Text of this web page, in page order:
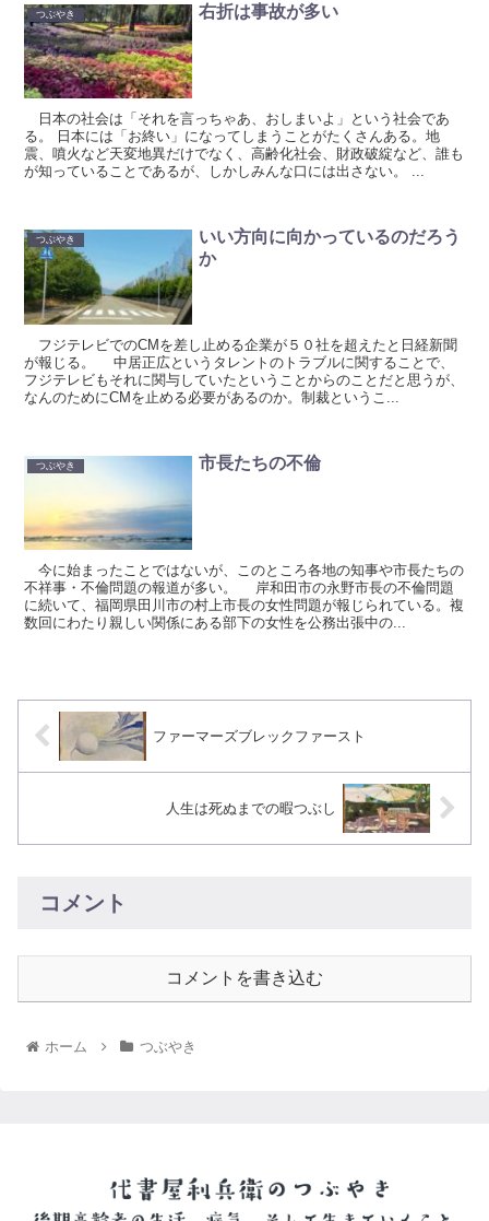
つぶやき 右折は事故が多い
日本の社会は「それを言っちゃあ、おしまいよ」という社会であ
る。 日本には「お終い」になってしまうことがたくさんある。地
震、噴火など天変地異だけでなく、高齢化社会、財政破綻など、誰も
が知っていることであるが、しかしみんな口には出さない。 ...
つぶやき
いい方向に向かっているのだろう
か
フジテレビでのCMを差し止める企業が５０社を超えたと日経新聞
が報じる。 中居正広というタレントのトラブルに関することで、
フジテレビもそれに関与していたということからのことだと思うが、
なんのためにCMを止める必要があるのか。制裁というこ...
つぶやき 市長たちの不倫
今に始まったことではないが、このところ各地の知事や市長たちの
不祥事・不倫問題の報道が多い。 岸和田市の永野市長の不倫問題
に続いて、福岡県田川市の村上市長の女性問題が報じられている。複
数回にわたり親しい関係にある部下の女性を公務出張中の...
ファーマーズブレックファースト
人生は死ぬまでの暇つぶし
コメント
コメントを書き込む
ホーム つぶやき